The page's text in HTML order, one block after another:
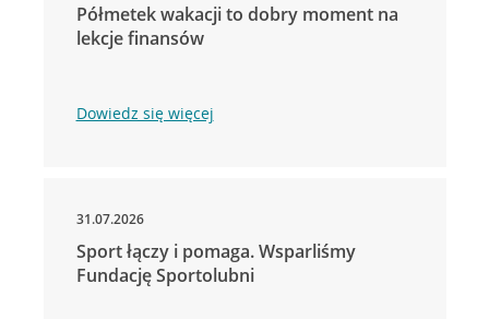
Półmetek wakacji to dobry moment na
lekcje finansów
Dowiedz się więcej
31.07.2026
Sport łączy i pomaga. Wsparliśmy
Fundację Sportolubni